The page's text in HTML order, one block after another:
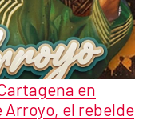
en
Arroyo, el rebelde